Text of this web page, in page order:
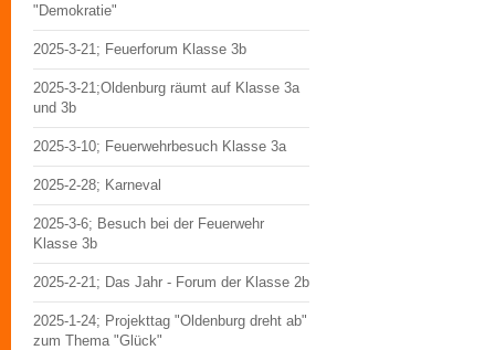
"Demokratie"
2025-3-21; Feuerforum Klasse 3b
2025-3-21;Oldenburg räumt auf Klasse 3a
und 3b
2025-3-10; Feuerwehrbesuch Klasse 3a
2025-2-28; Karneval
2025-3-6; Besuch bei der Feuerwehr
Klasse 3b
2025-2-21; Das Jahr - Forum der Klasse 2b
2025-1-24; Projekttag "Oldenburg dreht ab"
zum Thema "Glück"